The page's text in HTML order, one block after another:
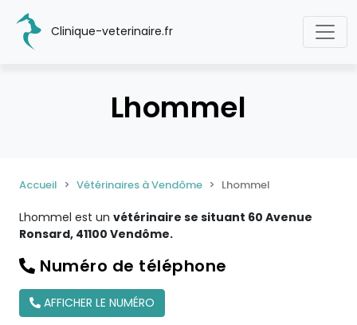
Clinique-veterinaire.fr
Lhommel
Accueil Vétérinaires à Vendôme Lhommel
Lhommel est un vétérinaire se situant 60 Avenue
Ronsard, 41100 Vendôme.
Numéro de téléphone
AFFICHER LE NUMÉRO